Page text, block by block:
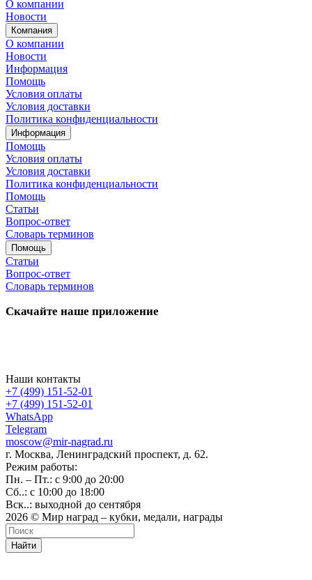
О компании
Новости
Компания
О компании
Новости
Информация
Помощь
Условия оплаты
Условия доставки
Политика конфиденциальности
Информация
Помощь
Условия оплаты
Условия доставки
Политика конфиденциальности
Помощь
Статьи
Вопрос-ответ
Словарь терминов
Помощь
Статьи
Вопрос-ответ
Словарь терминов
Скачайте наше приложение
Наши контакты
+7 (499) 151-52-01
+7 (499) 151-52-01
WhatsApp
Telegram
moscow@mir-nagrad.ru
г. Москва, Ленинградский проспект, д. 62.
Режим работы:
Пн. – Пт.: с 9:00 до 20:00
Сб..: с 10:00 до 18:00
Вск..: выходной до сентября
2026 © Мир наград – кубки, медали, награды
Найти